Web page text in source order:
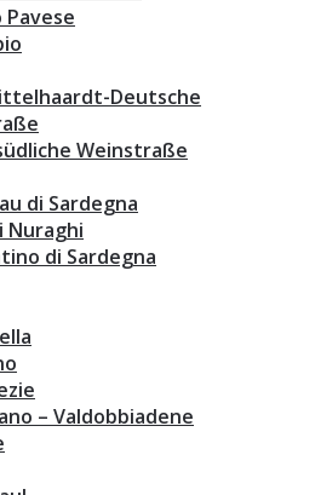
Deutsche
Weinstraße
di Sardegna
Nuraghi
di Sardegna
– Valdobbiadene